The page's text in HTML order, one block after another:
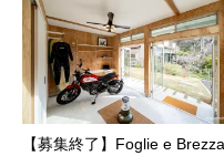
【募集終了】Foglie e Brezza